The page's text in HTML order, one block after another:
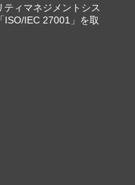
ティマネジメントシス
ISO/IEC 27001」を取